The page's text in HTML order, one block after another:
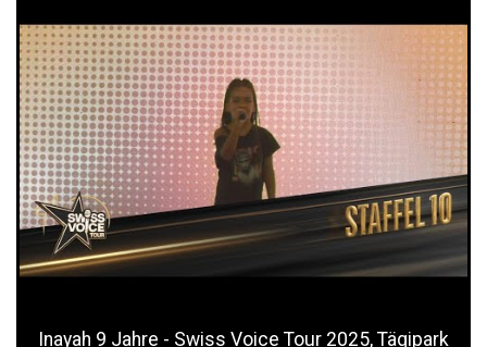
Inayah 9 Jahre - Swiss Voice Tour 2025, Tägipark